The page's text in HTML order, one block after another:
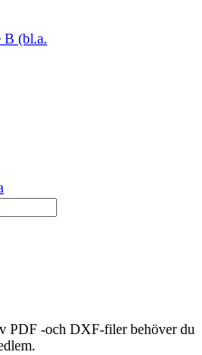
B (bl.a.
PDF -och DXF-filer behöver du